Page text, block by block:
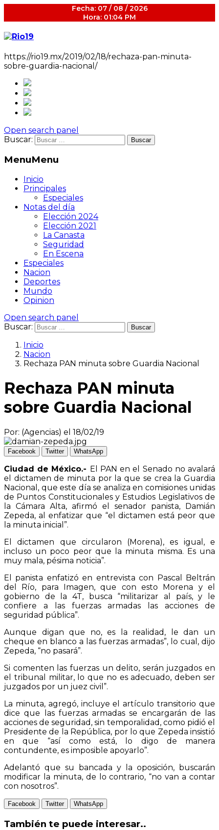
Fecha: 07 / 08 / 2026
Hora: 01:04 PM
https://rio19.mx/2019/02/18/rechaza-pan-minuta-
sobre-guardia-nacional/
Open search panel
Buscar:
MenuMenu
Inicio
Principales
Especiales
Notas del día
Elección 2024
Elección 2021
La Canasta
Seguridad
En Escena
Especiales
Nacion
Deportes
Mundo
Opinion
Open search panel
Buscar:
Inicio
Nacion
Rechaza PAN minuta sobre Guardia Nacional
Rechaza PAN minuta
sobre Guardia Nacional
Por: (Agencias) el 18/02/19
Facebook Twitter WhatsApp
Ciudad de México.- El PAN en el Senado no avalará
el dictamen de minuta por la que se crea la Guardia
Nacional, que este día se analiza en comisiones unidas
de Puntos Constitucionales y Estudios Legislativos de
la Cámara Alta, afirmó el senador panista, Damián
Zepeda, al enfatizar que “el dictamen está peor que
la minuta inicial”.
El dictamen que circularon (Morena), es igual, e
incluso un poco peor que la minuta misma. Es una
muy mala, pésima noticia”.
El panista enfatizó en entrevista con Pascal Beltrán
del Río, para Imagen, que con esto Morena y el
gobierno de la 4T, busca “militarizar al país, y le
confiere a las fuerzas armadas las acciones de
seguridad pública”.
Aunque digan que no, es la realidad, le dan un
cheque en blanco a las fuerzas armadas”, lo cual, dijo
Zepeda, “no pasará”.
Si comenten las fuerzas un delito, serán juzgados en
el tribunal militar, lo que no es adecuado, deben ser
juzgados por un juez civil”.
La minuta, agregó, incluye el artículo transitorio que
dice que las fuerzas armadas se encargarán de las
acciones de seguridad, sin temporalidad, como pidió el
Presidente de la República, por lo que Zepeda insistió
en que “así como está, lo digo de manera
contundente, es imposible apoyarlo”.
Adelantó que su bancada y la oposición, buscarán
modificar la minuta, de lo contrario, “no van a contar
con nosotros”.
Facebook Twitter WhatsApp
También te puede interesar..